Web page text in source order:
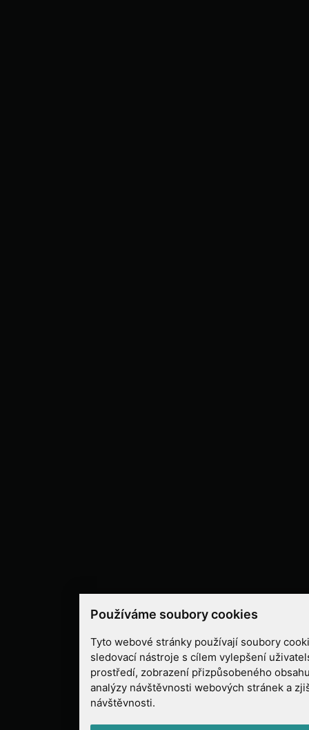
Používáme soubory cookies
Tyto webové stránky používají soubory
sledovací nástroje s cílem vylepšení
prostředí, zobrazení přizpůsobeného
analýzy návštěvnosti webových stránek a
návštěvnosti.